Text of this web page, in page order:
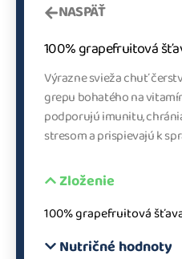
NASPÄŤ
100% grapefruitová
Výrazne svieža chuť
grepu bohatého na
podporujú imunitu,
stresom a prispievajú k
Zloženie
100% grapefruitová
Nutričné hodnoty